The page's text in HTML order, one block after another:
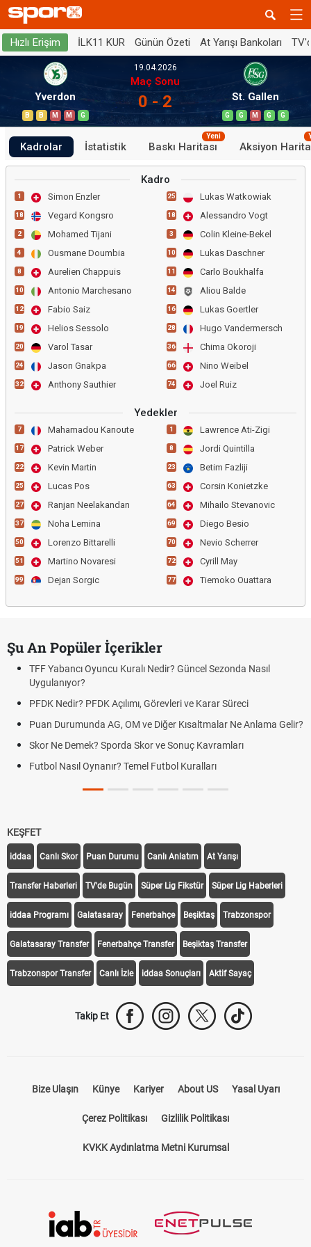
Hızlı Erişim İLK11 KUR Günün Özeti At Yarışı Bankoları
Yverdon
B B M M G
19.04.2026
Maç Sonu
0 - 2 St. Gallen
G G M G G
Kadrolar İstatistik Baskı Haritası
Yeni
Aksiyon
Kadro
1 Simon Enzler
18 Vegard Kongsro
2 Mohamed Tijani
4 Ousmane Doumbia
8 Aurelien Chappuis
10 Antonio Marchesano
12 Fabio Saiz
19 Helios Sessolo
20 Varol Tasar
24 Jason Gnakpa
32 Anthony Sauthier
25 Lukas Watkowiak
18 Alessandro Vogt
3 Colin Kleine-Bekel
10 Lukas Daschner
11 Carlo Boukhalfa
14 Aliou Balde
16 Lukas Goertler
28 Hugo Vandermersch
36 Chima Okoroji
66 Nino Weibel
74 Joel Ruiz
Yedekler
7 Mahamadou Kanoute
17 Patrick Weber
22 Kevin Martin
25 Lucas Pos
27 Ranjan Neelakandan
37 Noha Lemina
50 Lorenzo Bittarelli
51 Martino Novaresi
99 Dejan Sorgic
1 Lawrence Ati-Zigi
8 Jordi Quintilla
23 Betim Fazliji
63 Corsin Konietzke
64 Mihailo Stevanovic
69 Diego Besio
70 Nevio Scherrer
72 Cyrill May
77 Tiemoko Ouattara
Şu An Popüler İçerikler
TFF Yabancı Oyuncu Kuralı Nedir? Güncel Sezonda Nasıl
Uygulanıyor?
PFDK Nedir? PFDK Açılımı, Görevleri ve Karar Süreci
Puan Durumunda AG, OM ve Diğer Kısaltmalar Ne Anlama Gelir?
Skor Ne Demek? Sporda Skor ve Sonuç Kavramları
Futbol Nasıl Oynanır? Temel Futbol Kuralları
KEŞFET
iddaa Canlı Skor Puan Durumu Canlı Anlatım At Yarışı
Transfer Haberleri TV'de Bugün Süper Lig Fikstür Süper Lig Haberleri
iddaa Programı Galatasaray Fenerbahçe Beşiktaş Trabzonspor
Galatasaray Transfer Fenerbahçe Transfer Beşiktaş Transfer
Trabzonspor Transfer Canlı İzle iddaa Sonuçları Aktif Sayaç
Takip Et
Bize Ulaşın Künye Kariyer About US Yasal Uyarı
Çerez Politikası Gizlilik Politikası
KVKK Aydınlatma Metni Kurumsal